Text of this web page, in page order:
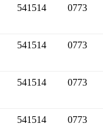
541514 0773
541514 0773
541514 0773
541514 0773